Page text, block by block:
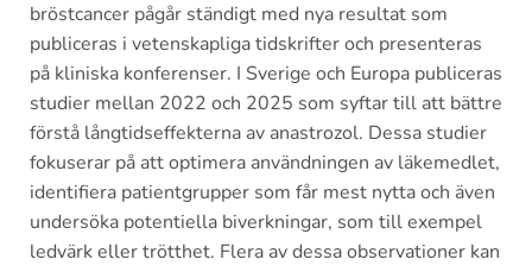
bröstcancer pågår ständigt med nya resultat som
publiceras i vetenskapliga tidskrifter och presenteras
på kliniska konferenser. I Sverige och Europa publiceras
studier mellan 2022 och 2025 som syftar till att bättre
förstå långtidseffekterna av anastrozol. Dessa studier
fokuserar på att optimera användningen av läkemedlet,
identifiera patientgrupper som får mest nytta och även
undersöka potentiella biverkningar, som till exempel
ledvärk eller trötthet. Flera av dessa observationer kan